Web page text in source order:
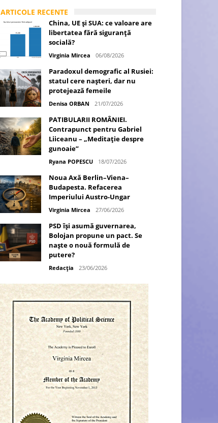
ARTICOLE RECENTE
China, UE și SUA: ce valoare are
libertatea fără siguranță
socială?
Virginia Mircea 06/08/2026
Paradoxul demografic al Rusiei:
statul cere nașteri, dar nu
protejează femeile
Denisa ORBAN 21/07/2026
PATIBULARII ROMÂNIEI.
Contrapunct pentru Gabriel
Liiceanu – „Meditație despre
gunoaie”
Ryana POPESCU 18/07/2026
Noua Axă Berlin–Viena–
Budapesta. Refacerea
Imperiului Austro-Ungar
Virginia Mircea 27/06/2026
PSD își asumă guvernarea,
Bolojan propune un pact. Se
naște o nouă formulă de
putere?
Redacția 23/06/2026